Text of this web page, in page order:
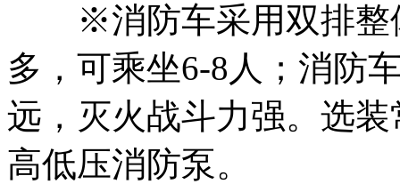
※消防车采用双排整
多，可乘坐6-8人；消防
远，灭火战斗力强。选
高低压消防泵。